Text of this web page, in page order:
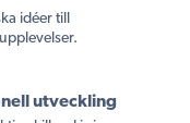
idéer till
utveckling